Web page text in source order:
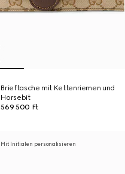
Brieftasche mit Kettenriemen und
Horsebit
569 500 Ft
Mit Initialen personalisieren